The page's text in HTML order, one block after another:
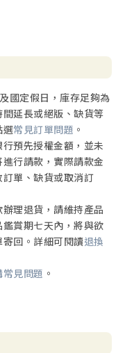
國定假日，庫存足夠為
延長或絕版、缺貨等
選常見訂單問題 。
預先授權金額，並未
行請款，實際請款金
單、缺貨或取消訂
理退貨，請維持產品
賞期七天內，將與欲
回。詳細可閱讀退換
見問題 。